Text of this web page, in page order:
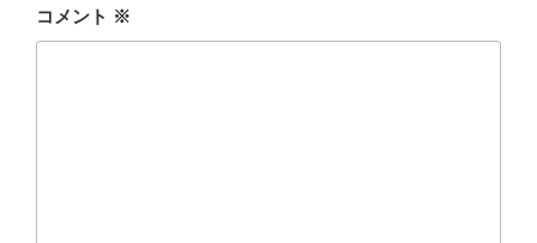
コメント ※